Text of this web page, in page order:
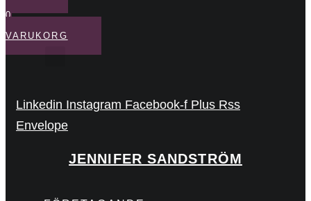
0
VARUKORG
Linkedin Instagram Facebook-f Plus Rss
Envelope
JENNIFER SANDSTRÖM